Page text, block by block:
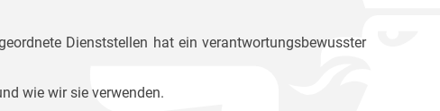
Dienststellen hat ein verantwortungsbewusster
wie wir sie verwenden.